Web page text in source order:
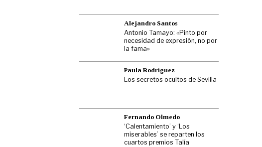
Alejandro Santos
Antonio Tamayo: «Pinto por
necesidad de expresión, no por
la fama»
Paula Rodríguez
Los secretos ocultos de Sevilla
Fernando Olmedo
‘Calentamiento’ y ‘Los
miserables’ se reparten los
cuartos premios Talía